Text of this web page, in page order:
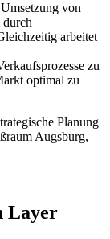
von
durch
arbeitet
zu
optimal zu
Planung
Augsburg,
Layer